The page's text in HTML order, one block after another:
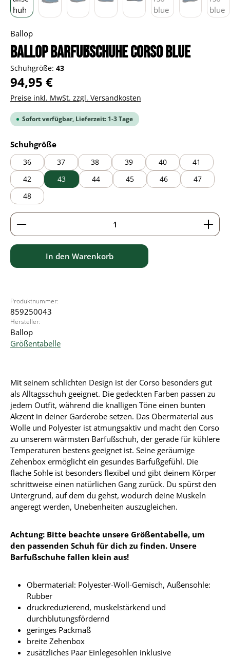
Ballop
BALLOP Barfußschuhe Corso blue
Schuhgröße: 43
Regulärer Preis:
94,95 €
Preise inkl. MwSt. zzgl. Versandkosten
Sofort verfügbar, Lieferzeit: 1-3 Tage
Schuhgrößeauswählen
36 37 38 39 40
41
42
43 44 45 46
47
48
Produkt Anzahl: Gib den gewünschten Wert ein
In den Warenkorb
Produktnummer:
859250043
Hersteller:
Ballop
Größentabelle
Mit seinem schlichten Design ist der Corso besonders gut
als Alltagsschuh geeignet. Die gedeckten Farben passen zu
jedem Outfit, während die knalligen Töne einen bunten
Akzent in deiner Garderobe setzen. Das Obermaterial aus
Wolle und Polyester ist atmungsaktiv und macht den Corso
zu unserem wärmsten Barfußschuh, der gerade für kühlere
Temperaturen bestens geeignet ist. Seine geräumige
Zehenbox ermöglicht ein gesundes Barfußgefühl. Die
flache Sohle ist besonders flexibel und gibt deinem Körper
schrittweise einen natürlichen Gang zurück. Du spürst den
Untergrund, auf dem du gehst, wodurch deine Muskeln
angeregt werden, Unebenheiten auszugleichen.
Achtung: Bitte beachte unsere Größentabelle, um
den passenden Schuh für dich zu finden. Unsere
Barfußschuhe fallen klein aus!
Obermaterial: Polyester-Woll-Gemisch, Außensohle:
Rubber
druckreduzierend, muskelstärkend und
durchblutungsfördernd
geringes Packmaß
breite Zehenbox
zusätzliches Paar Einlegesohlen inklusive